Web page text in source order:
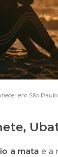
em São
a mata e a